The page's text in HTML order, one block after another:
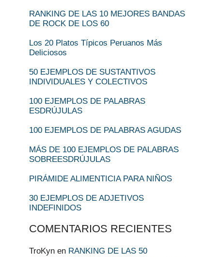
RANKING DE LAS 10 MEJORES BANDAS
DE ROCK DE LOS 60
Los 20 Platos Típicos Peruanos Más
Deliciosos
50 EJEMPLOS DE SUSTANTIVOS
INDIVIDUALES Y COLECTIVOS
100 EJEMPLOS DE PALABRAS
ESDRÚJULAS
100 EJEMPLOS DE PALABRAS AGUDAS
MÁS DE 100 EJEMPLOS DE PALABRAS
SOBREESDRÚJULAS
PIRÁMIDE ALIMENTICIA PARA NIÑOS
30 EJEMPLOS DE ADJETIVOS
INDEFINIDOS
COMENTARIOS RECIENTES
TroKyn en RANKING DE LAS 50